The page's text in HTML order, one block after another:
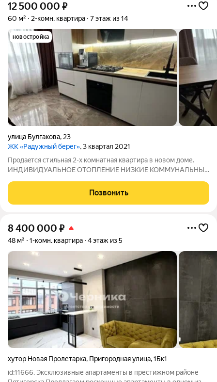
12 500 000 ₽
60 м² 2-комн. квартира 7 этаж из 14
новостройка
улица Булгакова, 23
ЖК «Радужный берег», 3 квартал 2021
Пpoдaeтcя стильная 2-х комнатная квартира в новом доме.
ИНДИВИДУАЛЬНОЕ ОТОПЛЕНИЕ НИЗКИЕ КОММУНАЛЬНЫЕ
качественных строительных материалов, полностью
мебелирована. При продаже, ocтaeтся всё новому
Позвонить
8 400 000 ₽
48 м² 1-комн. квартира 4 этаж из 5
хутор Новая Пролетарка, Пригородная улица,1Бк1
id:11666. Эксклюзивные апартаменты в престижном районе